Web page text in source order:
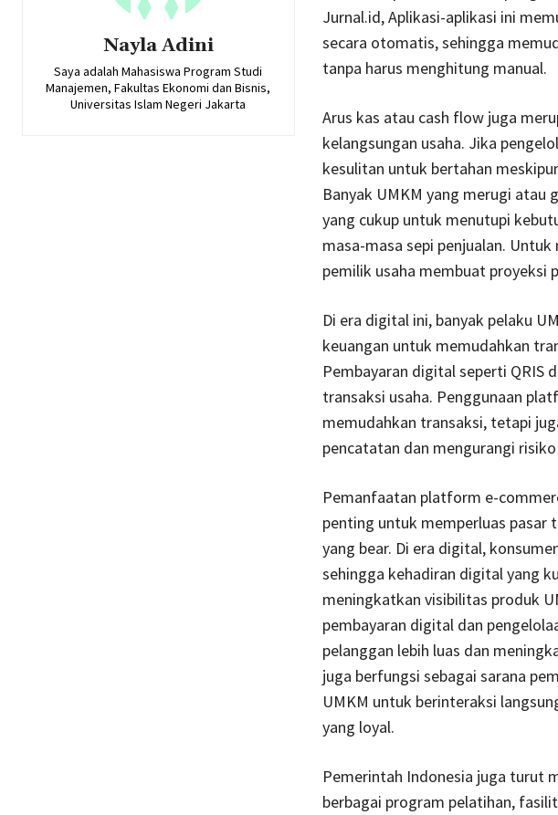
Nayla Adini
Saya adalah Mahasiswa Program Studi
Manajemen, Fakultas Ekonomi dan Bisnis,
Universitas Islam Negeri Jakarta
Jurnal.id, Aplikasi-aplikasi ini
secara otomatis, sehingga
tanpa harus menghitung manual.
Arus kas atau cash flow juga
kelangsungan usaha. Jika
kesulitan untuk bertahan
Banyak UMKM yang merugi
yang cukup untuk menutupi
masa-masa sepi penjualan.
pemilik usaha membuat proyeksi
Di era digital ini, banyak pelaku
keuangan untuk memudahkan
Pembayaran digital seperti QRIS
transaksi usaha. Penggunaan
memudahkan transaksi, tetapi
pencatatan dan mengurangi
Pemanfaatan platform e-
penting untuk memperluas pasar
yang bear. Di era digital,
sehingga kehadiran digital yang
meningkatkan visibilitas produk
pembayaran digital dan
pelanggan lebih luas dan
juga berfungsi sebagai sarana
UMKM untuk berinteraksi
yang loyal.
Pemerintah Indonesia juga turut
berbagai program pelatihan,